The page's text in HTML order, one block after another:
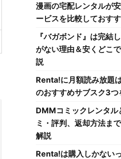
漫画の宅配レンタルが
ービスを比較しておす
『バガボンド』は完結
がない理由＆安くどこ
説
Renta!に月額読み放題
のおすすめサブスク3つ
DMMコミックレンタル
ミ・評判、返却方法ま
解説
Renta!は購入しかない